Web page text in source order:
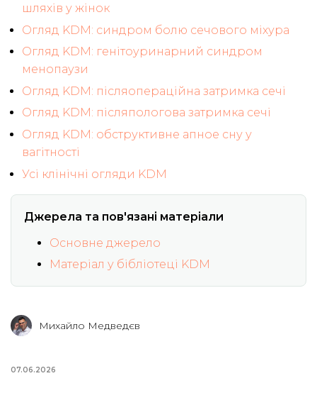
шляхів у жінок
Огляд KDM: синдром болю сечового міхура
Огляд KDM: генітоуринарний синдром
менопаузи
Огляд KDM: післяопераційна затримка сечі
Огляд KDM: післяпологова затримка сечі
Огляд KDM: обструктивне апное сну у
вагітності
Усі клінічні огляди KDM
Джерела та пов'язані матеріали
Основне джерело
Матеріал у бібліотеці KDM
Михайло Медведєв
07.06.2026